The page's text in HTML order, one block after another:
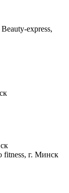
express,
fitness, г. Минск